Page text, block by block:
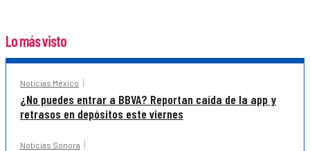
Lo más visto
Noticias México
¿No puedes entrar a BBVA? Reportan caída de la app y
retrasos en depósitos este viernes
Noticias Sonora